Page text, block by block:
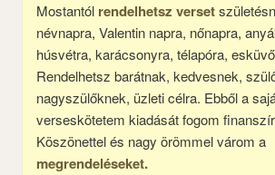
Mostantól rendelhetsz verset
névnapra, Valentin napra, nőnapra,
húsvétra, karácsonyra, télapóra,
Rendelhetsz barátnak, kedvesnek,
nagyszülőknek, üzleti célra. Ebből a
verseskötetem kiadását fogom
Köszönettel és nagy örömmel várom a
megrendeléseket.